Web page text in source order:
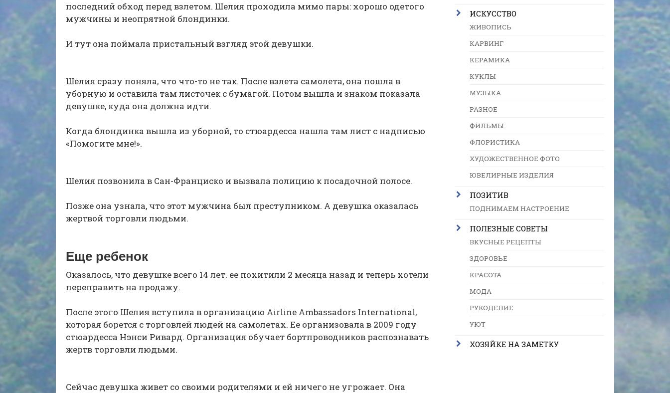
последний обход перед взлетом. Шелия проходила мимо пары: хорошо одетого
мужчины и неопрятной блондинки.
И тут она поймала пристальный взгляд этой девушки.
Шелия сразу поняла, что что-то не так. После взлета самолета, она пошла в
уборную и оставила там листочек с бумагой. Потом вышла и знаком показала
девушке, куда она должна идти.
Когда блондинка вышла из уборной, то стюардесса нашла там лист с надписью
«Помогите мне!».
Шелия позвонила в Сан-Франциско и вызвала полицию к посадочной полосе.
Позже она узнала, что этот мужчина был преступником. А девушка оказалась
жертвой торговли людьми.
Еще ребенок
Оказалось, что девушке всего 14 лет. ее похитили 2 месяца назад и теперь хотели
переправить на продажу.
После этого Шелия вступила в организацию Airline Ambassadors International,
которая борется с торговлей людей на самолетах. Ее организовала в 2009 году
стюардесса Нэнси Ривард. Организация обучает бортпроводников распознавать
жертв торговли людьми.
Сейчас девушка живет со своими родителями и ей ничего не угрожает. Она
ИСКУССТВО
ЖИВОПИСЬ
КАРВИНГ
КЕРАМИКА
КУКЛЫ
МУЗЫКА
РАЗНОЕ
ФИЛЬМЫ
ФЛОРИСТИКА
ХУДОЖЕСТВЕННОЕ ФОТО
ЮВЕЛИРНЫЕ ИЗДЕЛИЯ
ПОЗИТИВ
ПОДНИМАЕМ НАСТРОЕНИЕ
ПОЛЕЗНЫЕ СОВЕТЫ
ВКУСНЫЕ РЕЦЕПТЫ
ЗДОРОВЬЕ
КРАСОТА
МОДА
РУКОДЕЛИЕ
УЮТ
ХОЗЯЙКЕ НА ЗАМЕТКУ